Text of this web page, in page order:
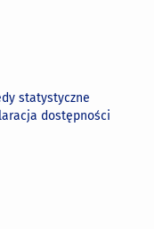
statystyczne
dostępności